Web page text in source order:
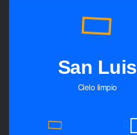
San Luis
Cielo limpio